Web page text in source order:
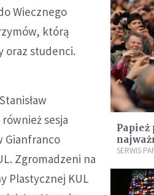
Wiecznego
którą
oraz studenci.
sesja
Gianfranco
Zgromadzeni na
Plastycznej KUL
SERWIS